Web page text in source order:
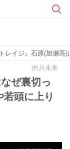
トレイジ』石原(加瀬
的川未来
ぜ裏切っ
頭に上り